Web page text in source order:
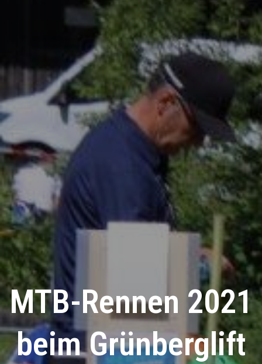
MTB-Rennen 2021
beim Grünberglift